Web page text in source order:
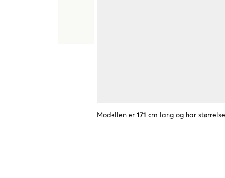
Modellen er 171 cm lang og har størrelse